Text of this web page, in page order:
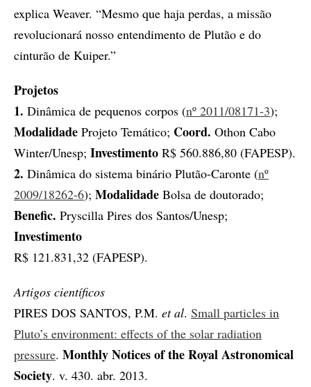
explica Weaver. “Mesmo que haja perdas, a missão
revolucionará nosso entendimento de Plutão e do
cinturão de Kuiper.”
Projetos
1. Dinâmica de pequenos corpos (nº 2011/08171-3);
Modalidade Projeto Temático; Coord. Othon Cabo
Winter/Unesp; Investimento R$ 560.886,80 (FAPESP).
2. Dinâmica do sistema binário Plutão-Caronte (nº
2009/18262-6); Modalidade Bolsa de doutorado;
Benefic. Pryscilla Pires dos Santos/Unesp;
Investimento
R$ 121.831,32 (FAPESP).
Artigos científicos
PIRES DOS SANTOS, P.M. et al. Small particles in
Pluto’s environment: effects of the solar radiation
pressure. Monthly Notices of the Royal Astronomical
Society. v. 430. abr. 2013.